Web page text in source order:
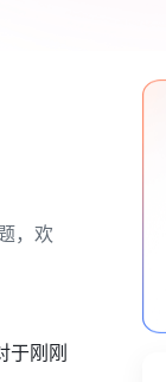
，欢
于刚刚